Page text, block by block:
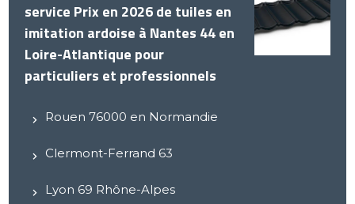
service Prix en 2026 de tuiles en
imitation ardoise à Nantes 44 en
Loire-Atlantique pour
particuliers et professionnels
Rouen 76000 en Normandie
Clermont-Ferrand 63
Lyon 69 Rhône-Alpes